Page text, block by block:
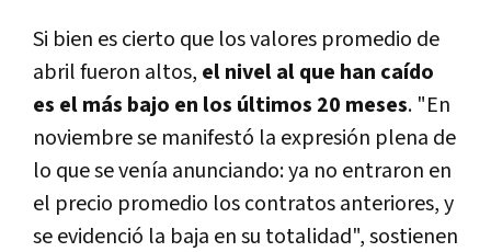
Si bien es cierto que los valores promedio de
abril fueron altos, el nivel al que han caído
es el más bajo en los últimos 20 meses. "En
noviembre se manifestó la expresión plena de
lo que se venía anunciando: ya no entraron en
el precio promedio los contratos anteriores, y
se evidenció la baja en su totalidad", sostienen